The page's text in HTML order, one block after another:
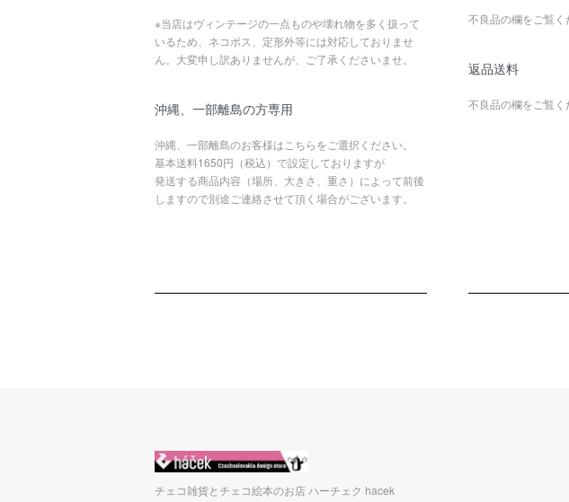
※当店はヴィンテージの一点ものや壊れ物を多く扱って
いるため、ネコポス、定形外等には対応しておりませ
ん。大変申し訳ありませんが、ご了承くださいませ。
沖縄、一部離島の方専用
沖縄、一部離島のお客様はこちらをご選択ください。
基本送料1650円（税込）で設定しておりますが
発送する商品内容（場所、大きさ、重さ）によって前後
しますので別途ご連絡させて頂く場合がございます。
不良品の欄をご覧く
返品送料
不良品の欄をご覧く
チェコ雑貨とチェコ絵本のお店 ハーチェク hacek